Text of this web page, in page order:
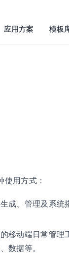
应用方案 模板
用方式：
成、管理及系
移动端日常管
数据等。